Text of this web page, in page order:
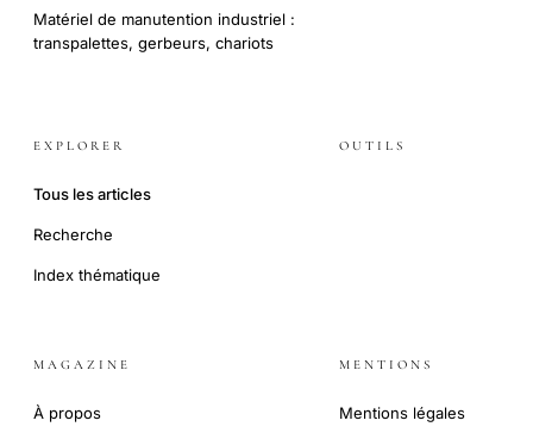
Matériel de manutention industriel :
transpalettes, gerbeurs, chariots
EXPLORER
Tous les articles
Recherche
Index thématique
OUTILS
MAGAZINE
À propos
MENTIONS
Mentions légales